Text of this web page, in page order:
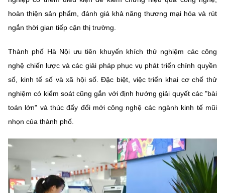
hoàn thiện sản phẩm, đánh giá khả năng thương mại hóa và rút
ngắn thời gian tiếp cận thị trường.
Thành phố Hà Nội ưu tiên khuyến khích thử nghiệm các công
nghệ chiến lược và các giải pháp phục vụ phát triển chính quyền
số, kinh tế số và xã hội số. Đặc biệt, việc triển khai cơ chế thử
nghiệm có kiểm soát cũng gắn với định hướng giải quyết các "bài
toán lớn" và thúc đẩy đổi mới công nghệ các ngành kinh tế mũi
nhọn của thành phố.